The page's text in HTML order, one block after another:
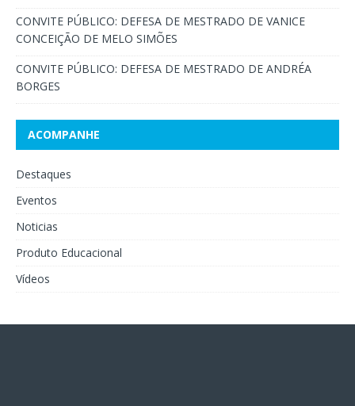
CONVITE PÚBLICO: DEFESA DE MESTRADO DE VANICE
CONCEIÇÃO DE MELO SIMÕES
CONVITE PÚBLICO: DEFESA DE MESTRADO DE ANDRÉA
BORGES
ACOMPANHE
Destaques
Eventos
Noticias
Produto Educacional
Vídeos